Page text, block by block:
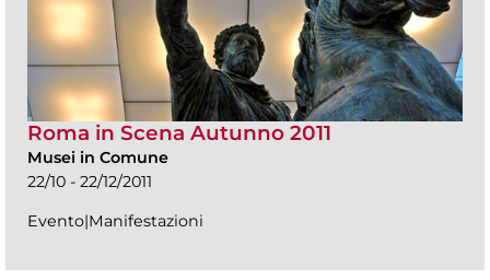
Roma in Scena Autunno 2011
Musei in Comune
22/10 - 22/12/2011
Evento|Manifestazioni